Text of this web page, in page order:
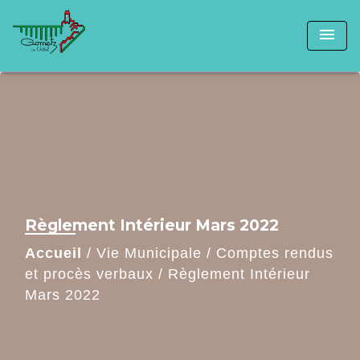
menu
Règlement Intérieur Mars 2022
Accueil / Vie Municipale / Comptes rendus
et procès verbaux / Règlement Intérieur
Mars 2022